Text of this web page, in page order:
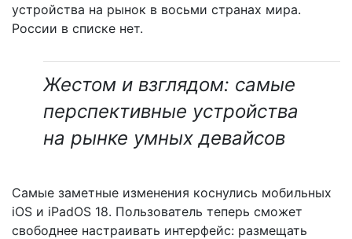
устройства на рынок в восьми странах мира.
России в списке нет.
Жестом и взглядом: самые
перспективные устройства
на рынке умных девайсов
Самые заметные изменения коснулись мобильных
iOS и iPadOS 18. Пользователь теперь сможет
свободнее настраивать интерфейс: размещать